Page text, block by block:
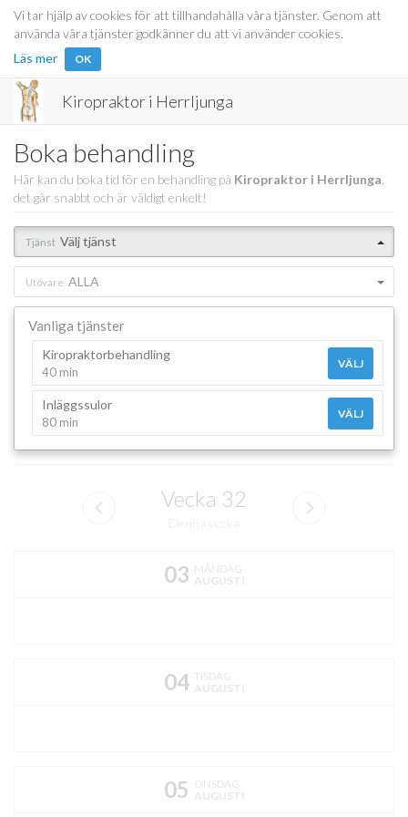
Vi tar hjälp av cookies för att tillhandahålla våra tjänster. Genom att
använda våra tjänster godkänner du att vi använder cookies.
Läs mer
OK
Kiropraktor i Herrljunga
Boka behandling
Här kan du boka tid för en behandling på Kiropraktor i Herrljunga
det går snabbt och är väldigt enkelt!
Tjänst Välj tjänst
Utövare ALLA
Vanliga tjänster
Kiropraktorbehandling
40 min
VÄLJ
Inläggssulor
80 min
VÄLJ
Vecka 32
03 MÅNDAG
AUGUSTI
04 TISDAG
AUGUSTI
05 ONSDAG
AUGUSTI